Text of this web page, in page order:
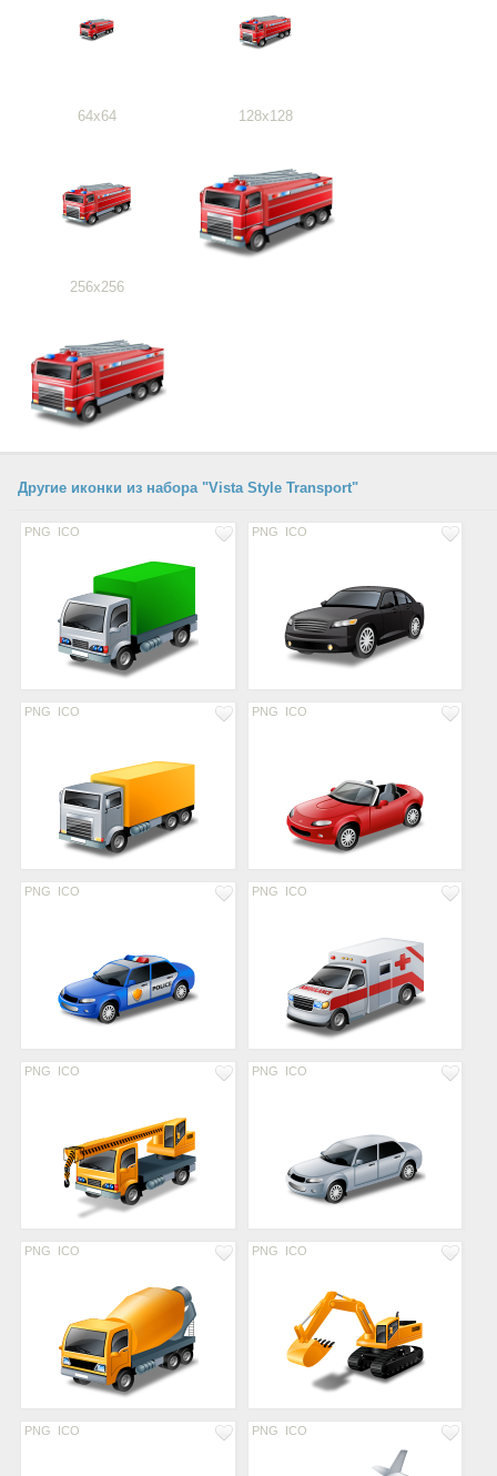
64x64 128x128
256x256
Другие иконки из набора "Vista Style Transport"
PNG ICO PNG ICO
PNG ICO PNG ICO
PNG ICO PNG ICO
PNG ICO PNG ICO
PNG ICO PNG ICO
PNG ICO PNG ICO